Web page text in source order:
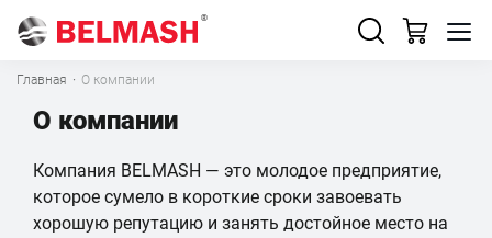
Главная · О компании
О компании
Компания BELMASH — это молодое предприятие,
которое сумело в короткие сроки завоевать
хорошую репутацию и занять достойное место на